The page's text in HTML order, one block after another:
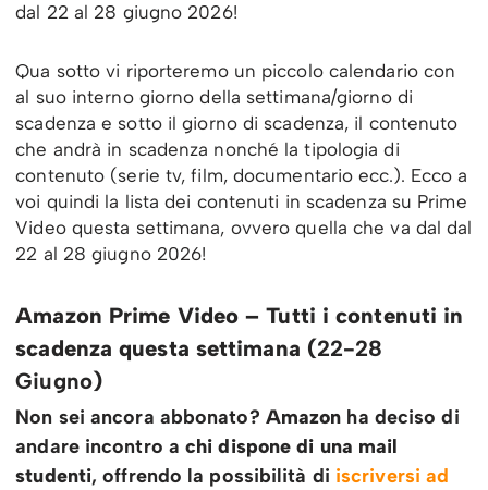
dal 22 al 28 giugno 2026!
Qua sotto vi riporteremo un piccolo calendario con
al suo interno giorno della settimana/giorno di
scadenza e sotto il giorno di scadenza, il contenuto
che andrà in scadenza nonché la tipologia di
contenuto (serie tv, film, documentario ecc.). Ecco a
voi quindi la lista dei contenuti in scadenza su Prime
Video questa settimana, ovvero quella che va dal dal
22 al 28 giugno 2026!
Amazon Prime Video – Tutti i contenuti in
scadenza questa settimana (22-28
Giugno)
Non sei ancora abbonato? Amazon ha deciso di
andare incontro a chi dispone di una mail
studenti, offrendo la possibilità di iscriversi ad